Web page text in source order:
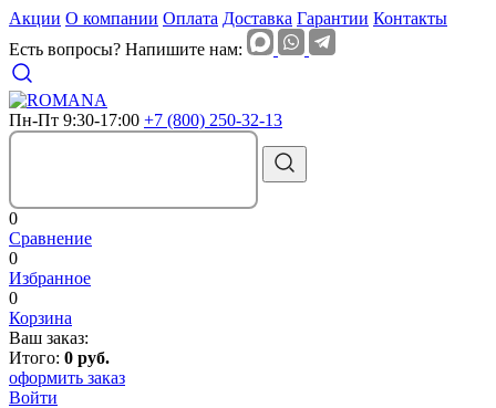
Акции О компании Оплата Доставка Гарантии Контакты
Есть вопросы? Напишите нам:
Пн-Пт 9:30-17:00 +7 (800) 250-32-13
0
Сравнение
0
Избранное
0
Корзина
Ваш заказ:
Итого: 0 руб.
оформить заказ
Войти